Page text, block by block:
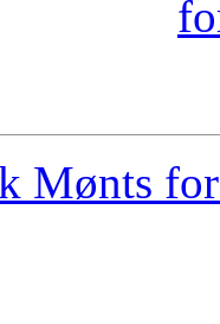
Mønts